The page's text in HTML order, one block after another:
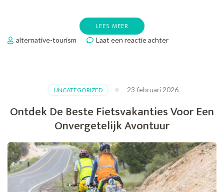
LEES MEER
alternative-tourism Laat een reactie achterop
Govaka
UNCATEGORIZED 23 februari 2026
Ontdek De Beste Fietsvakanties Voor Een
Onvergetelijk Avontuur